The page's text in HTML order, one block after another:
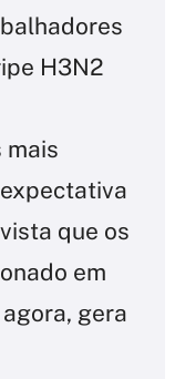
H3N2
mais
que os
em
gera